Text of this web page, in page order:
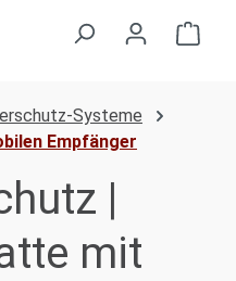
Systeme
Empfänger
|
mit